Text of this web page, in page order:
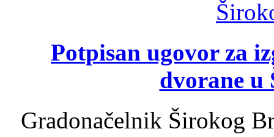
Potpisan ugovor za
dvorane u
Gradonačelnik Širokog